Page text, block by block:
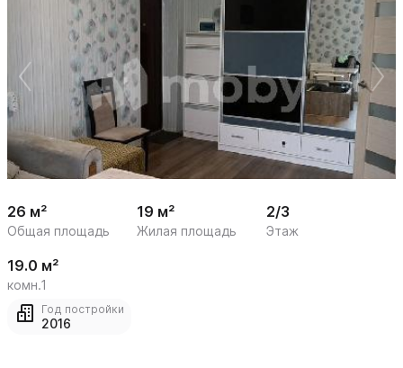
1
/
7
26 м²
Общая площадь
19 м²
Жилая площадь
2/3
Этаж
19.0 м²
комн.1
Год постройки
2016